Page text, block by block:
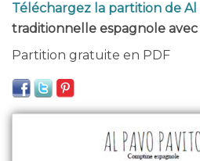
Téléchargez la partition de Al
traditionnelle espagnole
Partition gratuite en PDF